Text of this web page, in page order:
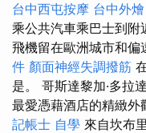
台中西屯按摩 台中外燴
乘公共汽車乘巴士到附
飛機留在歐洲城市和偏
件 顏面神經失調撥筋
是。 哥斯達黎加·多拉
最愛憑藉酒店的精緻外
記帳士 自學 來自坎布